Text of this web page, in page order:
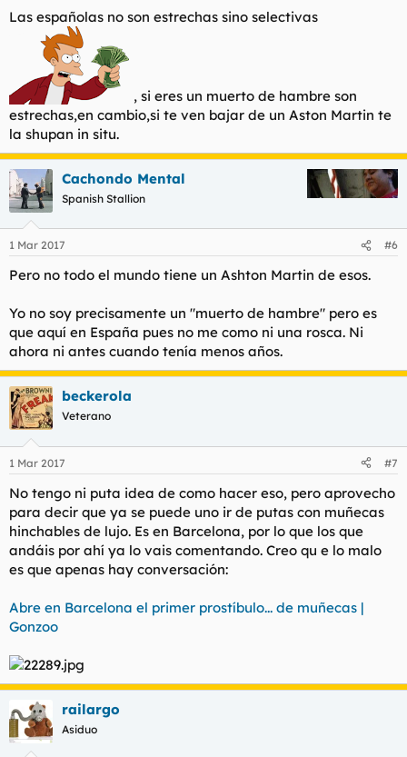
Las españolas no son estrechas sino selectivas
, si eres un muerto de hambre son
estrechas,en cambio,si te ven bajar de un Aston Martin te
la shupan in situ.
Cachondo Mental
Spanish Stallion
1 Mar 2017 #6
Pero no todo el mundo tiene un Ashton Martin de esos.
Yo no soy precisamente un "muerto de hambre" pero es
que aquí en España pues no me como ni una rosca. Ni
ahora ni antes cuando tenía menos años.
beckerola
Veterano
1 Mar 2017 #7
No tengo ni puta idea de como hacer eso, pero aprovecho
para decir que ya se puede uno ir de putas con muñecas
hinchables de lujo. Es en Barcelona, por lo que los que
andáis por ahí ya lo vais comentando. Creo qu e lo malo
es que apenas hay conversación:
Abre en Barcelona el primer prostíbulo... de muñecas |
Gonzoo
railargo
Asiduo